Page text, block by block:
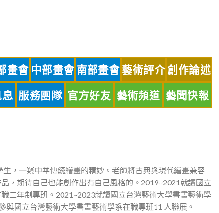
畫會 中部畫會 南部畫會藝術評介創作論述
息 服務團隊 官方好友 藝術頻道 藝聞快報
，一窺中華傳統繪畫的精妙。老師將古典與現代繪畫兼容
，期待自己也能創作出有自己風格的。2019~2021就讀國立
二年制專班。2021~2023就讀國立台灣藝術大學書畫藝術學
與國立台灣藝術大學書畫藝術學系在職專班11 人聯展。